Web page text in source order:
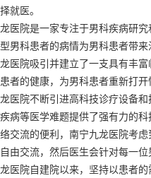
就医。
院是一家专注于男科疾病研究
男科患者的病情为男科患者带来
院吸引并建立了一支具有丰富
者的健康，为男科患者重新打开
院不断引进高科技诊疗设备和
病等医学难题提供了强有力的科
流的便利，南宁九龙医院考虑
由交流，然后医生会针对每一
院自建院以来，坚持以患者的